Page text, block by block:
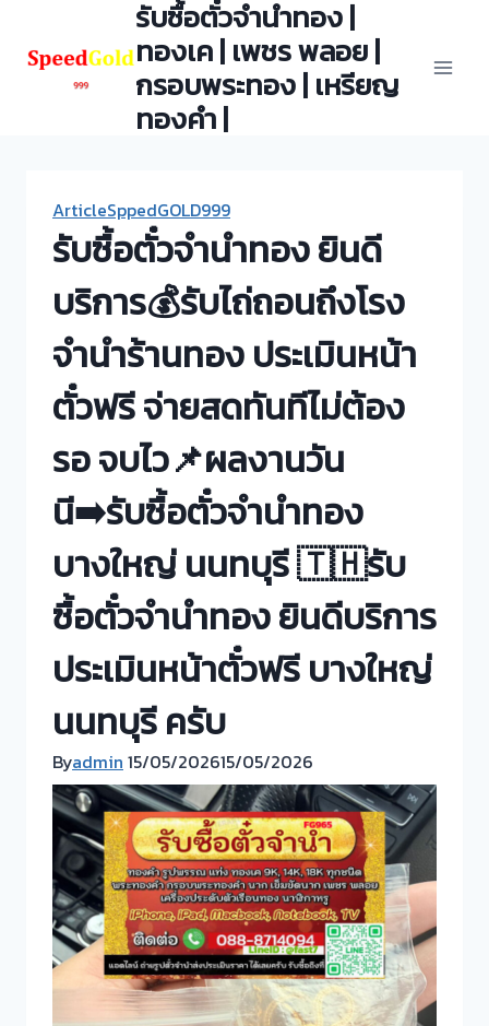
content
รับซื้อตั๋วจำนำทอง |
ทองเค | เพชร พลอย |
กรอบพระทอง | เหรียญ
ทองคำ |
ArticleSppedGOLD999
รับซื้อตั๋วจำนำทอง ยินดี
บริการ💰รับไถ่ถอนถึงโรง
จำนำร้านทอง ประเมินหน้า
ตั๋วฟรี จ่ายสดทันทีไม่ต้อง
รอ จบไว📌ผลงานวัน
นี➡️รับซื้อตั๋วจำนำทอง
บางใหญ่ นนทบุรี 🇹🇭รับ
ซื้อตั๋วจำนำทอง ยินดีบริการ
ประเมินหน้าตั๋วฟรี บางใหญ่
นนทบุรี ครับ
Byadmin 15/05/202615/05/2026